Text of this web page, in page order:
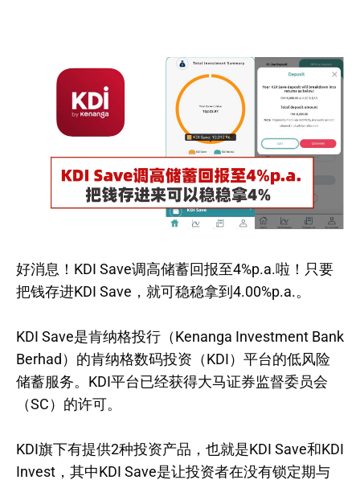
好消息！KDI Save调高储蓄回报至4%p.a.啦！只要
把钱存进KDI Save，就可稳稳拿到4.00%p.a.。
KDI Save是肯纳格投行（Kenanga Investment Bank
Berhad）的肯纳格数码投资（KDI）平台的低风险
储蓄服务。KDI平台已经获得大马证券监督委员会
（SC）的许可。
KDI旗下有提供2种投资产品，也就是KDI Save和KDI
Invest，其中KDI Save是让投资者在没有锁定期与